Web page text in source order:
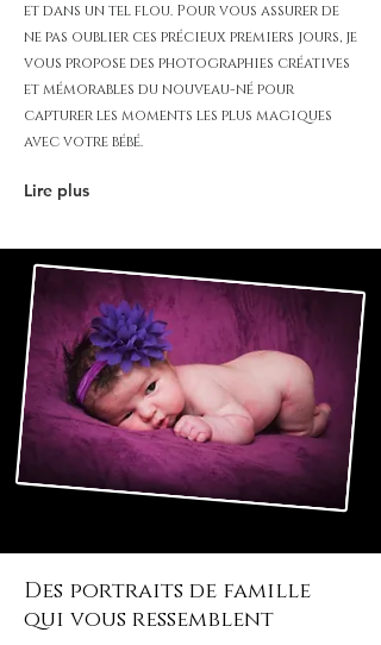
et dans un tel flou. Pour vous assurer de
ne pas oublier ces précieux premiers jours, je
vous propose des photographies créatives
et mémorables du nouveau-né pour
capturer les moments les plus magiques
avec votre bébé.
Lire plus
Des portraits de famille
qui vous ressemblent